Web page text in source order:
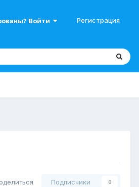
Войти Регистрация
Подписчики 0